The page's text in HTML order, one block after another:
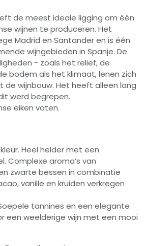
de meest ideale ligging om één
wijnen te produceren. Het
Madrid en Santander en is één
wijngebieden in Spanje. De
- zoals het reliëf, de
bodem als het klimaat, lenen zich
wijnbouw. Het heeft alleen lang
werd begrepen.
eiken vaten.
Heel helder met een
Complexe aroma’s van
zwarte bessen in combinatie
vanille en kruiden verkregen
tannines en een elegante
een weelderige wijn met een mooi